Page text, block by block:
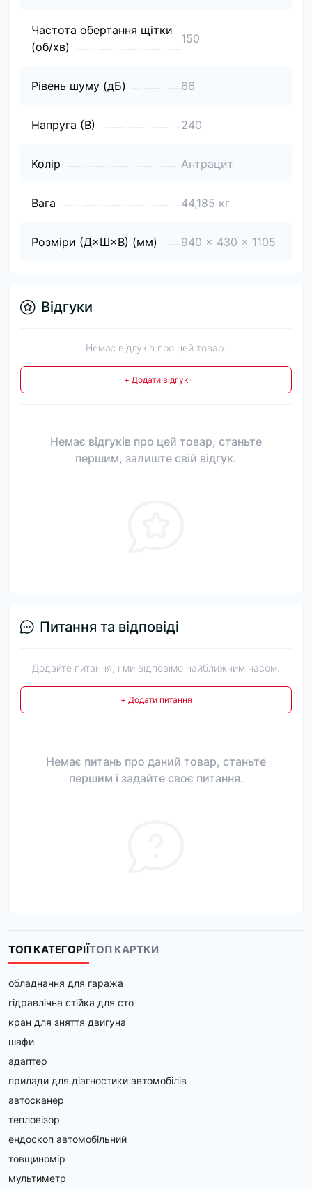
Частота обертання щітки
(об/хв)
150
Рівень шуму (дБ) 66
Напруга (В) 240
Колір Антрацит
Вага 44,185 кг
Розміри (Д×Ш×В) (мм) 940 x 430 x 1105
Відгуки
Немає відгуків про цей товар.
+ Додати відгук
Немає відгуків про цей товар, станьте
першим, залиште свій відгук.
Питання та відповіді
Додайте питання, і ми відповімо найближчим часом.
+ Додати питання
Немає питань про даний товар, станьте
першим і задайте своє питання.
ТОП КАТЕГОРІЇТОП КАРТКИ
обладнання для гаража
гідравлічна стійка для сто
кран для зняття двигуна
шафи
адаптер
прилади для діагностики автомобілів
автосканер
тепловізор
ендоскоп автомобільний
товщиномір
мультиметр